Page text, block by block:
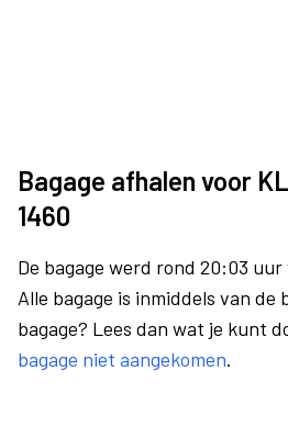
Bagage afhalen voor
1460
De bagage werd rond 20:03
Alle bagage is inmiddels van de
bagage? Lees dan wat je kunt
bagage niet aangekomen.